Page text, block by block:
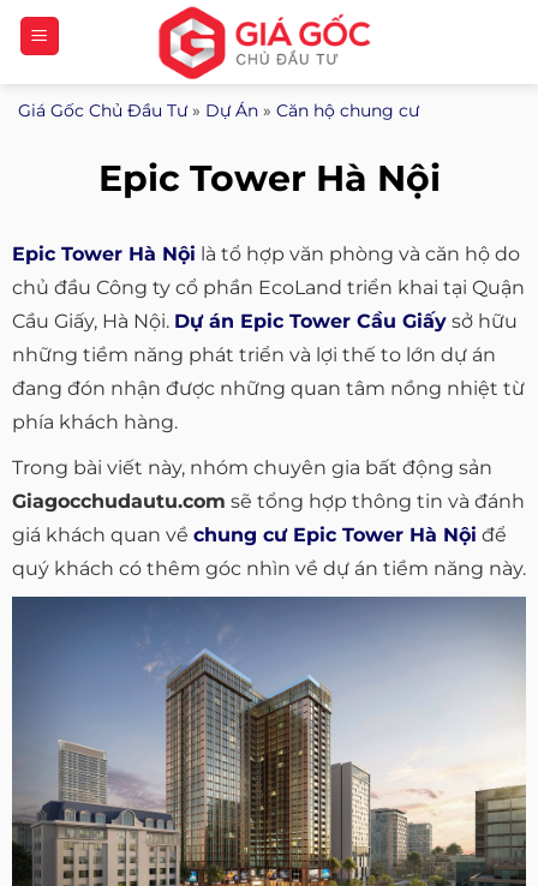
Bỏ
qua
nội
dung
Giá Gốc Chủ Đầu Tư» Dự Án » Căn hộ chung cư
Epic Tower Hà Nội
Epic Tower Hà Nội là tổ hợp văn phòng và căn hộ do
chủ đầu Công ty cổ phần EcoLand triển khai tại Quận
Cầu Giấy, Hà Nội. Dự án Epic Tower Cầu Giấy sở hữu
những tiềm năng phát triển và lợi thế to lớn dự án
đang đón nhận được những quan tâm nồng nhiệt từ
phía khách hàng.
Trong bài viết này, nhóm chuyên gia bất động sản
Giagocchudautu.com sẽ tổng hợp thông tin và đánh
giá khách quan về chung cư Epic Tower Hà Nội để
quý khách có thêm góc nhìn về dự án tiềm năng này.